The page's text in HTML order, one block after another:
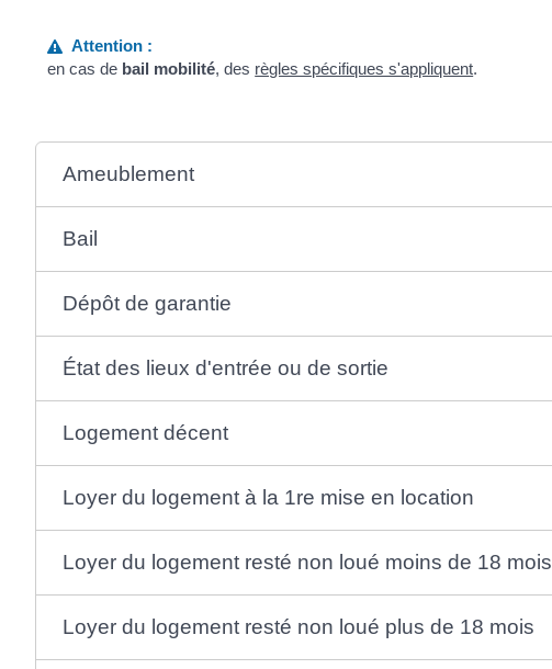
Attention :
en cas de bail mobilité, des règles spécifiques s'appliquent.
Ameublement
Bail
Dépôt de garantie
État des lieux d'entrée ou de sortie
Logement décent
Loyer du logement à la 1re mise en location
Loyer du logement resté non loué moins de 18 mois
Loyer du logement resté non loué plus de 18 mois